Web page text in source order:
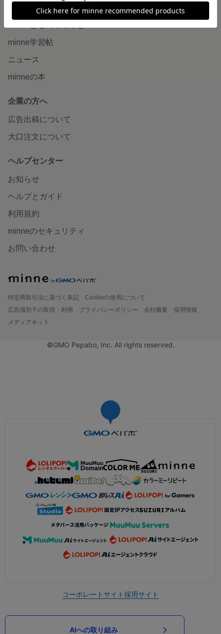
読みもの
minne学習帖
ニュース
minneの本
企業の方へ
広告出稿について
大口注文について
ヘルプセンター
お知らせ
ヘルプとガイド
利用規約
minneのセキュリティ
お問い合わせ
特定商取引法に基づく表記
Cookieの使用について
広告識別子の取得・利用
プライバシーポリシー 会社概要
採用情報
メディアキット
©GMO Pepabo, Inc. All rights reserved.
コーポレートサイト採用サイト
AIへの取り組み